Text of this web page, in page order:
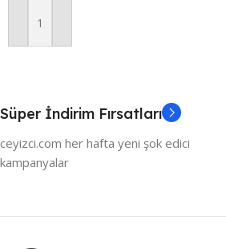
Sepete Ekle
Süper İndirim Fırsatları
ceyizci.com her hafta yeni şok edici
kampanyalar